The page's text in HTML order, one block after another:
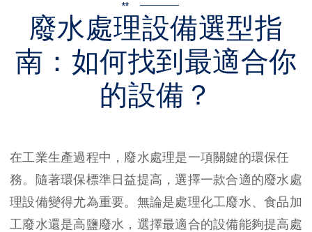
**
廢水處理設備選型指
南：如何找到最適合你
的設備？
在工業生產過程中，廢水處理是一項關鍵的環保任
務。隨著環保標準日益提高，選擇一款合適的廢水處
理設備變得尤為重要。無論是處理化工廢水、食品加
工廢水還是高鹽廢水，選擇最適合的設備能夠提高處